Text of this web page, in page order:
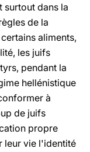
surtout dans la
de la
aliments,
les juifs
pendant la
hellénistique
à
de juifs
propre
leur vie l'identité